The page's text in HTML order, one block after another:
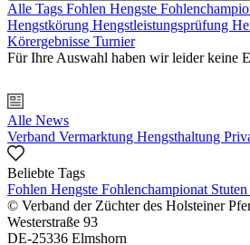
Alle Tags Fohlen Hengste
Hengstkörung Hengstleistungsprüfung
Körergebnisse Turnier
Für Ihre Auswahl haben wir leider keine
Alle News
Verband Vermarktung Hengsthaltung
Beliebte Tags
Fohlen Hengste Fohlenchampionat Stuten
© Verband der Züchter des Holsteiner
Westerstraße 93
DE-25336 Elmshorn